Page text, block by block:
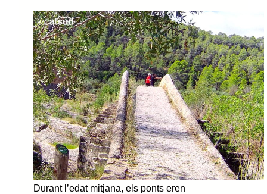
Durant l’edat mitjana, els ponts eren